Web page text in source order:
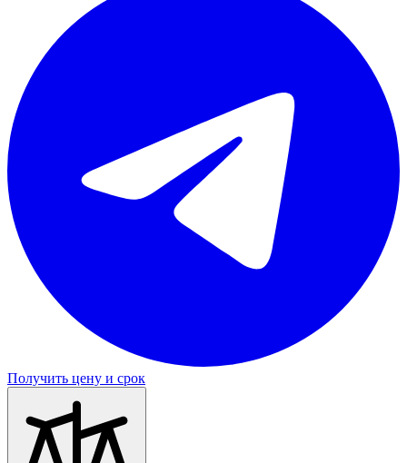
Получить цену и срок